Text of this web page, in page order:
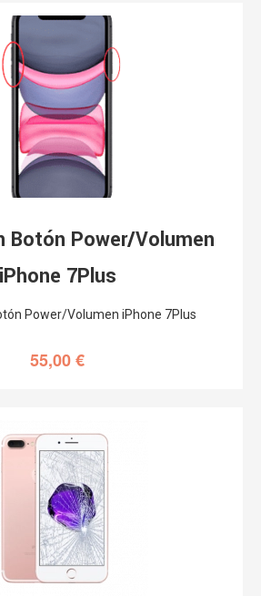
Botón Power/Volumen
iPhone 7Plus
Power/Volumen iPhone 7Plus
55,00€